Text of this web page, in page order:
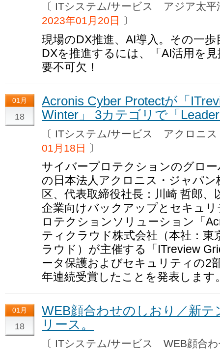
〔 ITシステム/サービス アジア太
2023年01月20日
〕
現場のDX推進、AI導入。その一
DXを推進するには、「AI活用を
要不可欠！
01月
18
Acronis Cyber Protectが「
Winter」 3カテゴリで「
〔 ITシステム/サービス アクロニ
01月18日
〕
サイバープロテクションのグロ
の日本法人アクロニス・ジャパン
区、代表取締役社長：川崎 哲郎
企業向けバックアップとセキュ
ロテクションソリューション「
ティクラウド株式会社（本社：
ラウド）が主催する「ITreview
ータ保護およびセキュリティの2
年連続受賞したことを発表します
01月
18
WEB顔合わせのしおり／新
リース。
〔 ITシステム/サービス WEB顔合